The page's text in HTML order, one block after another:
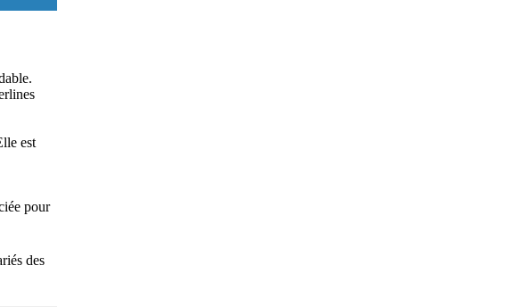
est
pour
des